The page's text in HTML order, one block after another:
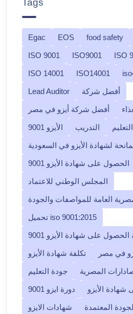
Tags
Egac EOS food safety
ISO 9001 ISO9001 ISO
ISO 14001 ISO14001
Lead Auditor أفضل شركة
أفضل شركة أيزو في مصر
الأيزو 9001 التدريب التعليم
لشهادة الأيزو في السعودية
الحصول على شهادة الأيزو 9001
المجلس الوطني للاعتماد
العامة للمواصفات والجودة
تحميل iso 9001:2015
الحصول على شهادة الأيزو 9001
تكلفة شهادة الأيزو في مصر
جودة التعليم المصرية
دورة ايزو 9001 الأيزو
شهادات الايزو المعتمدة